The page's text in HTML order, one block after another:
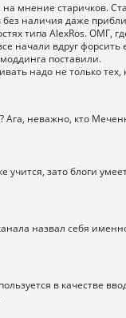
на мнение старичков.
наличия даже
типа AlexRos. ОМГ,
начали вдруг форсить
поставили.
надо не только тех,
Ага, неважно, кто
учится, зато блоги
назвал себя
в качестве